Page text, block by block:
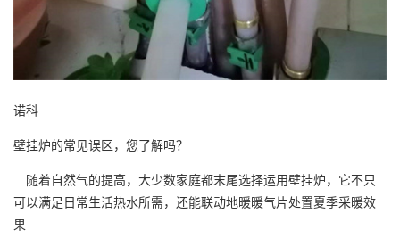
诺科
壁挂炉的常见误区，您了解吗？
随着自然气的提高，大少数家庭都末尾选择运用壁挂炉，它不只
可以满足日常生活热水所需，还能联动地暖暖气片处置夏季采暖效
果